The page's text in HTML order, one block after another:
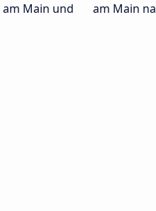
Main und
am Main